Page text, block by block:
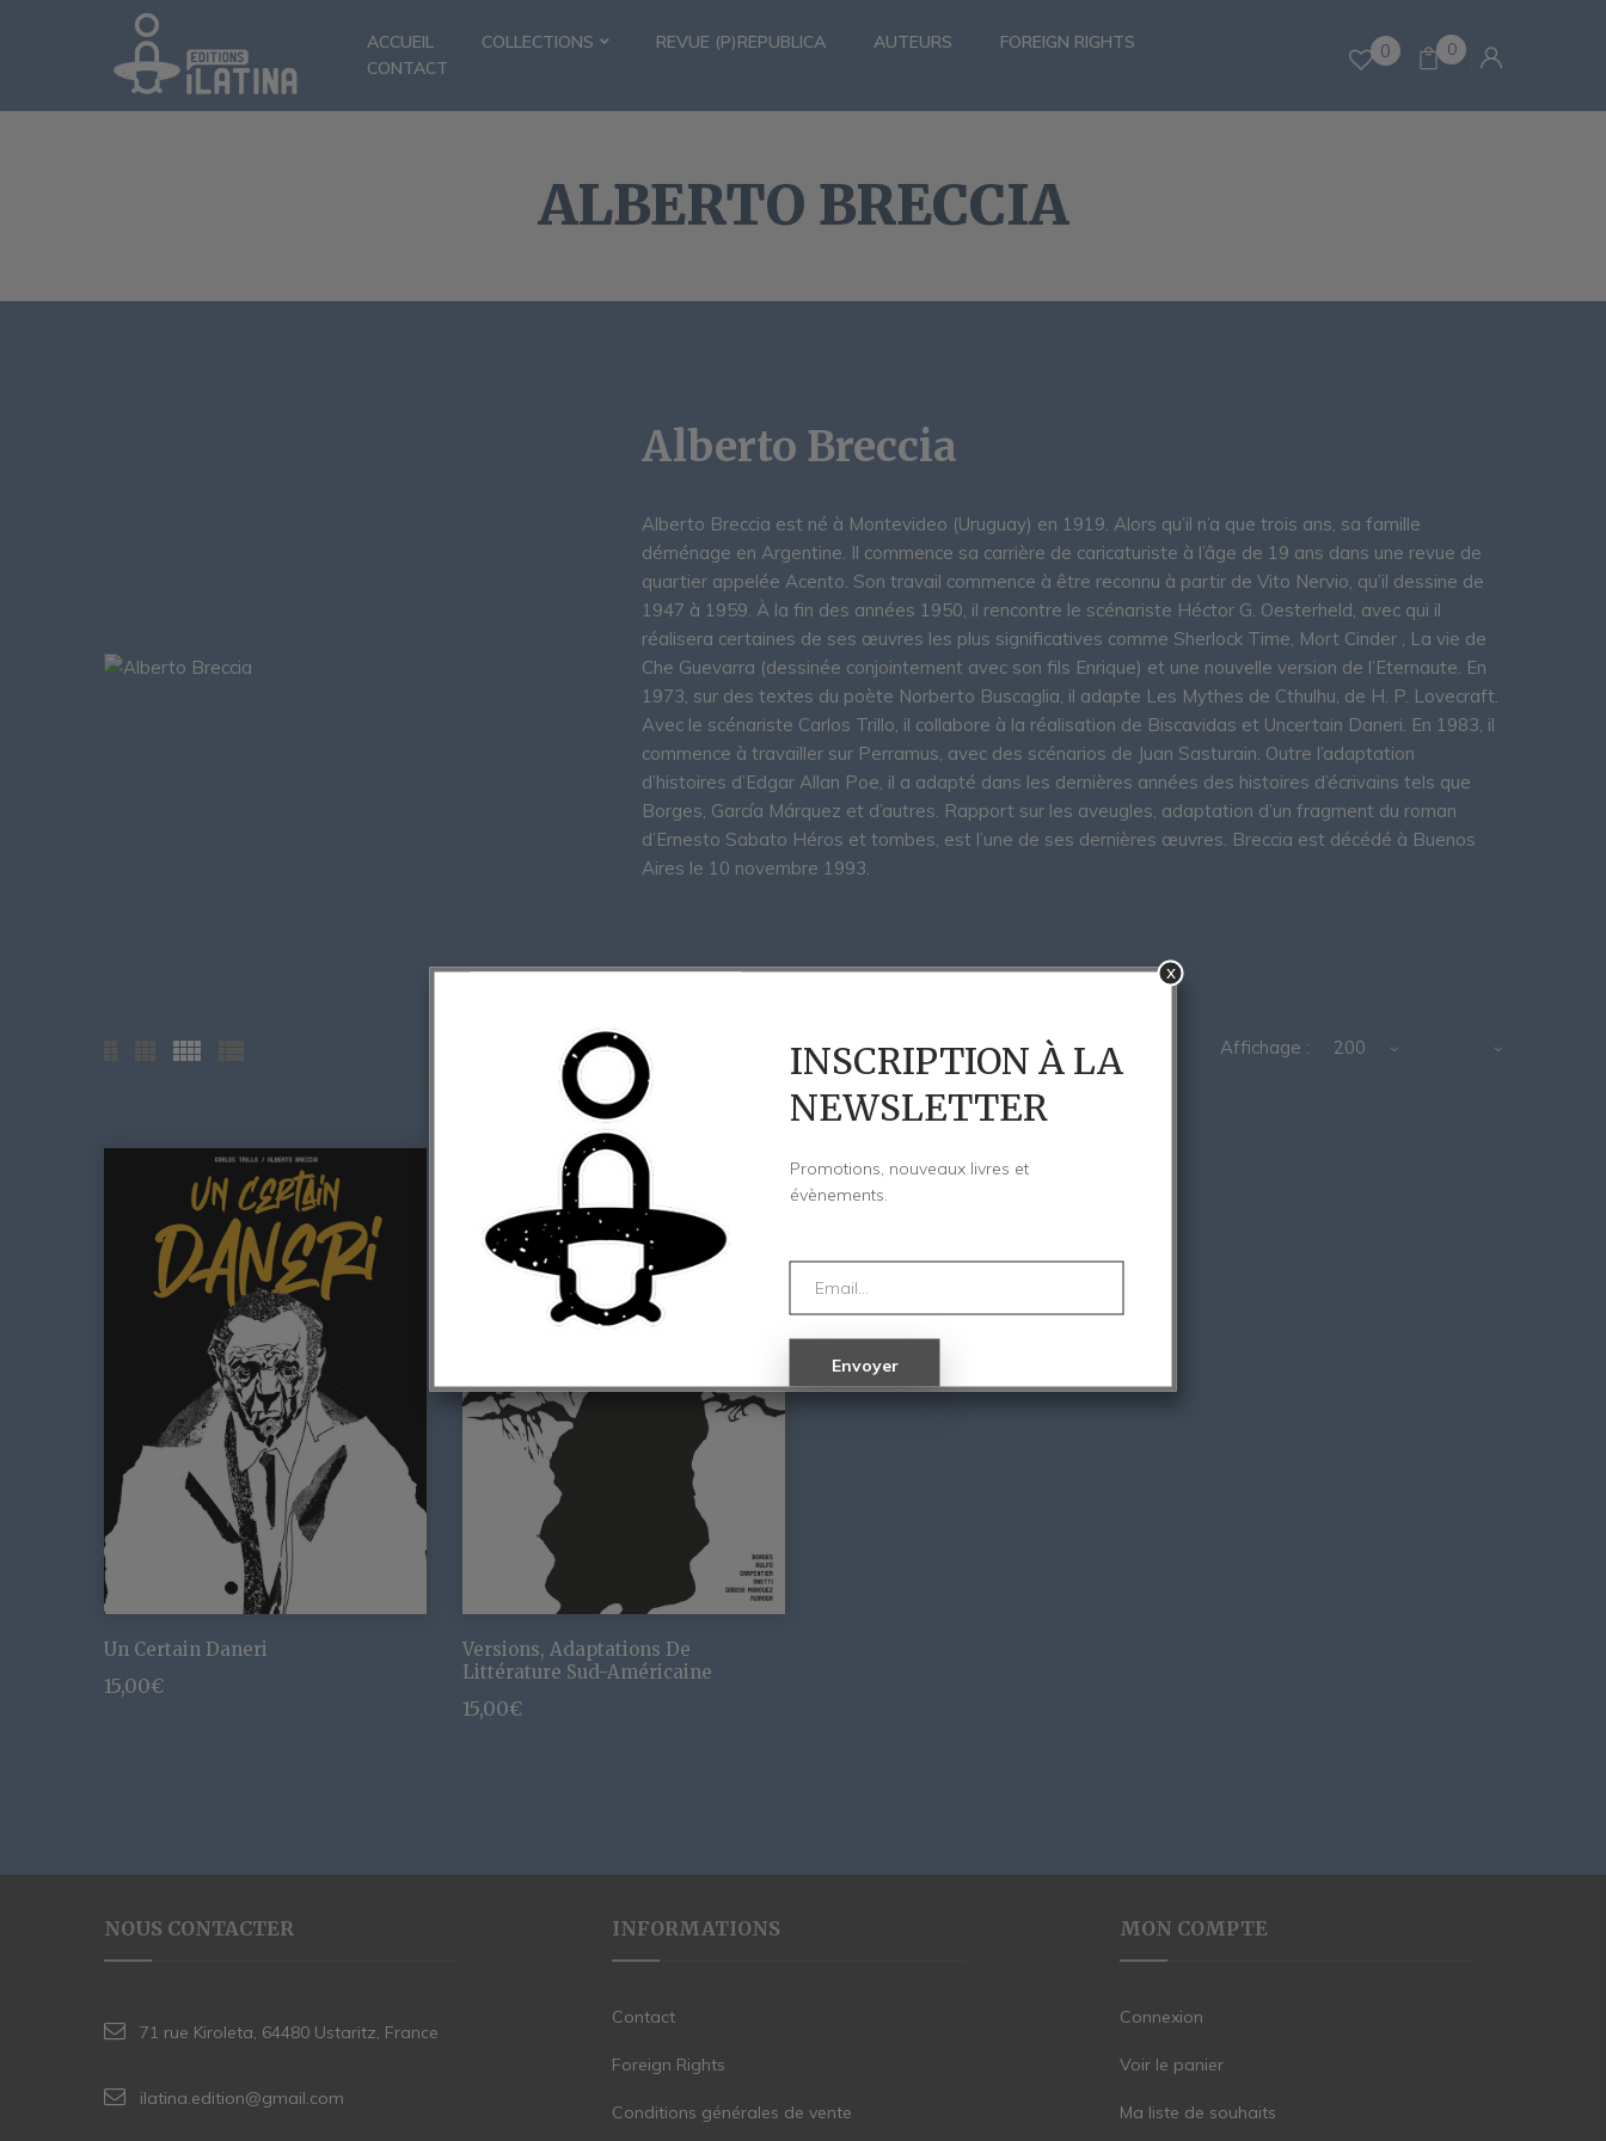
ACCUEIL COLLECTIONS REVUE (P)REPUBLICA AUTEURS
FOREIGN RIGHTS
CONTACT
0 0
ALBERTO BRECCIA
Alberto Breccia
Alberto Breccia est né à Montevideo (Uruguay) en 1919. Alors qu’il n’a que trois ans, sa famille
déménage en Argentine. Il commence sa carrière de caricaturiste à l’âge de 19 ans dans une revue de
quartier appelée Acento. Son travail commence à être reconnu à partir de Vito Nervio, qu’il dessine de
1947 à 1959. À la fin des années 1950, il rencontre le scénariste Héctor G. Oesterheld, avec qui il
réalisera certaines de ses œuvres les plus significatives comme Sherlock Time, Mort Cinder , La vie de
Che Guevarra (dessinée conjointement avec son fils Enrique) et une nouvelle version de l’Eternaute. En
1973, sur des textes du poète Norberto Buscaglia, il adapte Les Mythes de Cthulhu, de H. P. Lovecraft.
Avec le scénariste Carlos Trillo, il collabore à la réalisation de Biscavidas et Uncertain Daneri. En 1983, il
commence à travailler sur Perramus, avec des scénarios de Juan Sasturain. Outre l’adaptation
d’histoires d’Edgar Allan Poe, il a adapté dans les dernières années des histoires d’écrivains tels que
Borges, García Márquez et d’autres. Rapport sur les aveugles, adaptation d’un fragment du roman
d’Ernesto Sabato Héros et tombes, est l’une de ses dernières œuvres. Breccia est décédé à Buenos
Aires le 10 novembre 1993.
Affichage : 200
Un Certain Daneri
15,00€
Versions, Adaptations De
Littérature Sud-Américaine
15,00€
NOUS CONTACTER
71 rue Kiroleta, 64480 Ustaritz, France
ilatina.edition@gmail.com
INFORMATIONS
Contact
Foreign Rights
Conditions générales de vente
MON COMPTE
Connexion
Voir le panier
Ma liste de souhaits
x
INSCRIPTION À LA
NEWSLETTER
Promotions, nouveaux livres et
évènements.